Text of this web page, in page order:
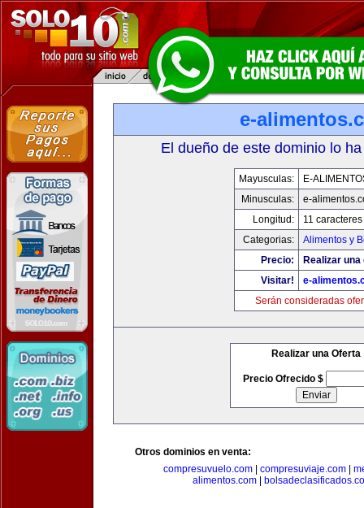
e-
El dueño de este dominio lo
Mayusculas:
E-
Minusculas:
e-
Longitud:
11 caracteres
Categorias:
Alimentos y
Precio:
Realizar
Visitar!
e-
Serán consideradas
Realizar una Oferta
Precio Ofrecido $
Otros dominios en venta:
compresuvuelo.com
compresuviaje.com
alimentos.com